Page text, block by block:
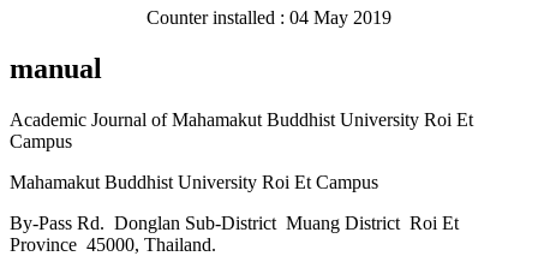
Counter installed : 04 May 2019
manual
Academic Journal of Mahamakut Buddhist University Roi Et
Campus
Mahamakut Buddhist University Roi Et Campus
By-Pass Rd. Donglan Sub-District Muang District Roi Et
Province 45000, Thailand.